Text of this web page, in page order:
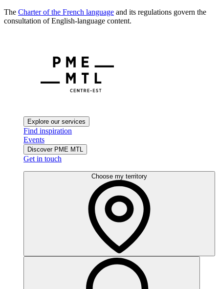
The Charter of the French language and its regulations govern the
consultation of English-language content.
Explore our services
Find inspiration
Events
Discover PME MTL
Get in touch
Choose my territory